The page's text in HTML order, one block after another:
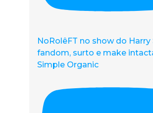
NoRolêFT no show do Harry
fandom, surto e make
Simple Organic